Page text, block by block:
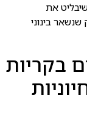
את
בינוני
בקריות